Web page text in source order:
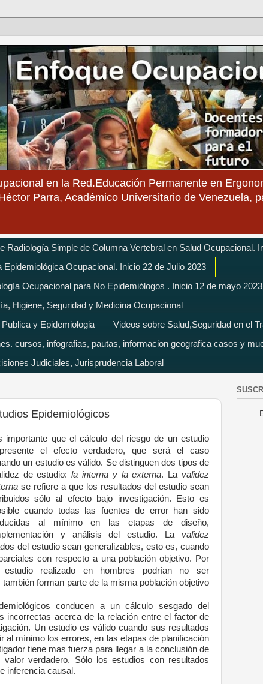
en la Red.Educación Permanente en
Parra, Académico Universitario de Venezuela,
Radiología Simple de Columna Vertebral en Salud Ocupacional.
Ocupacional. Inicio 22 de Julio 2023
Ocupacional para No Epidemiólogos . Inicio 12 de mayo 2023
Higiene, Seguridad y Medicina Ocupacional
y Epidemiologia
Videos sobre Salud,Seguridad en el
cursos, infografias, pautas, informacion geografica casos y
Judiciales, Jurisprudencia Laboral
Epidemiológicos
importante que el cálculo del riesgo de un estudio
el efecto verdadero, que será el caso
un estudio es válido. Se distinguen dos tipos de
de estudio:la interna y la externa. La validez
se refiere a que los resultados del estudio sean
sólo al efecto bajo investigación. Esto es
cuando todas las fuentes de error han sido
al mínimo en las etapas de diseño,
y análisis del estudio. La validez
del estudio sean generalizables, esto es, cuando
con respecto a una población objetivo. Por
realizado en hombres podrían no ser
forman parte de la misma población objetivo
conducen a un cálculo sesgado del
incorrectas acerca de la relación entre el factor de
Un estudio es válido cuando sus resultados
al mínimo los errores, en las etapas de planificación
tiene mas fuerza para llegar a la conclusión de
verdadero. Sólo los estudios con resultados
inferencia causal.